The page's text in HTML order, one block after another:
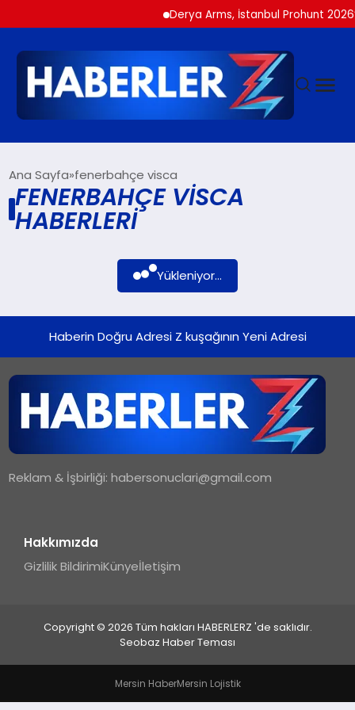
Derya Arms, İstanbul Prohunt
SIYASET
SPOR
TEKNOLOJI
Ana Sayfa fenerbahçe visca
FENERBAHÇE VISCA
HABERLERI
Yükleniyor...
Haberin Doğru Adresi Z kuşağının Yeni Adresi
Reklam & İşbirliği:habersonuclari@gmail.com
Hakkımızda
Gizlilik BildirimiKünyeİletişim
Copyright © 2026 Tüm hakları HABERLERZ 'de saklıdır.
Seobaz Haber Teması
Mersin HaberMersin Lojistik